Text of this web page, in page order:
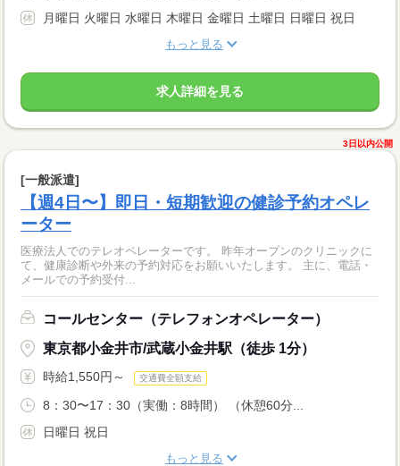
月曜日 火曜日 水曜日 木曜日 金曜日 土曜日 日曜日 祝日
もっと見る
求人詳細を見る
3日以内公開
[一般派遣]
【週4日〜】即日・短期歓迎の健診予約オペレ
ーター
医療法人でのテレオペレーターです。 昨年オープンのクリニックに
て、健康診断や外来の予約対応をお願いいたします。 主に、電話・
メールでの予約受付...
コールセンター（テレフォンオペレーター）
東京都小金井市/武蔵小金井駅（徒歩 1分）
時給1,550円～ 交通費全額支給
8：30〜17：30（実働：8時間） （休憩60分...
日曜日 祝日
もっと見る